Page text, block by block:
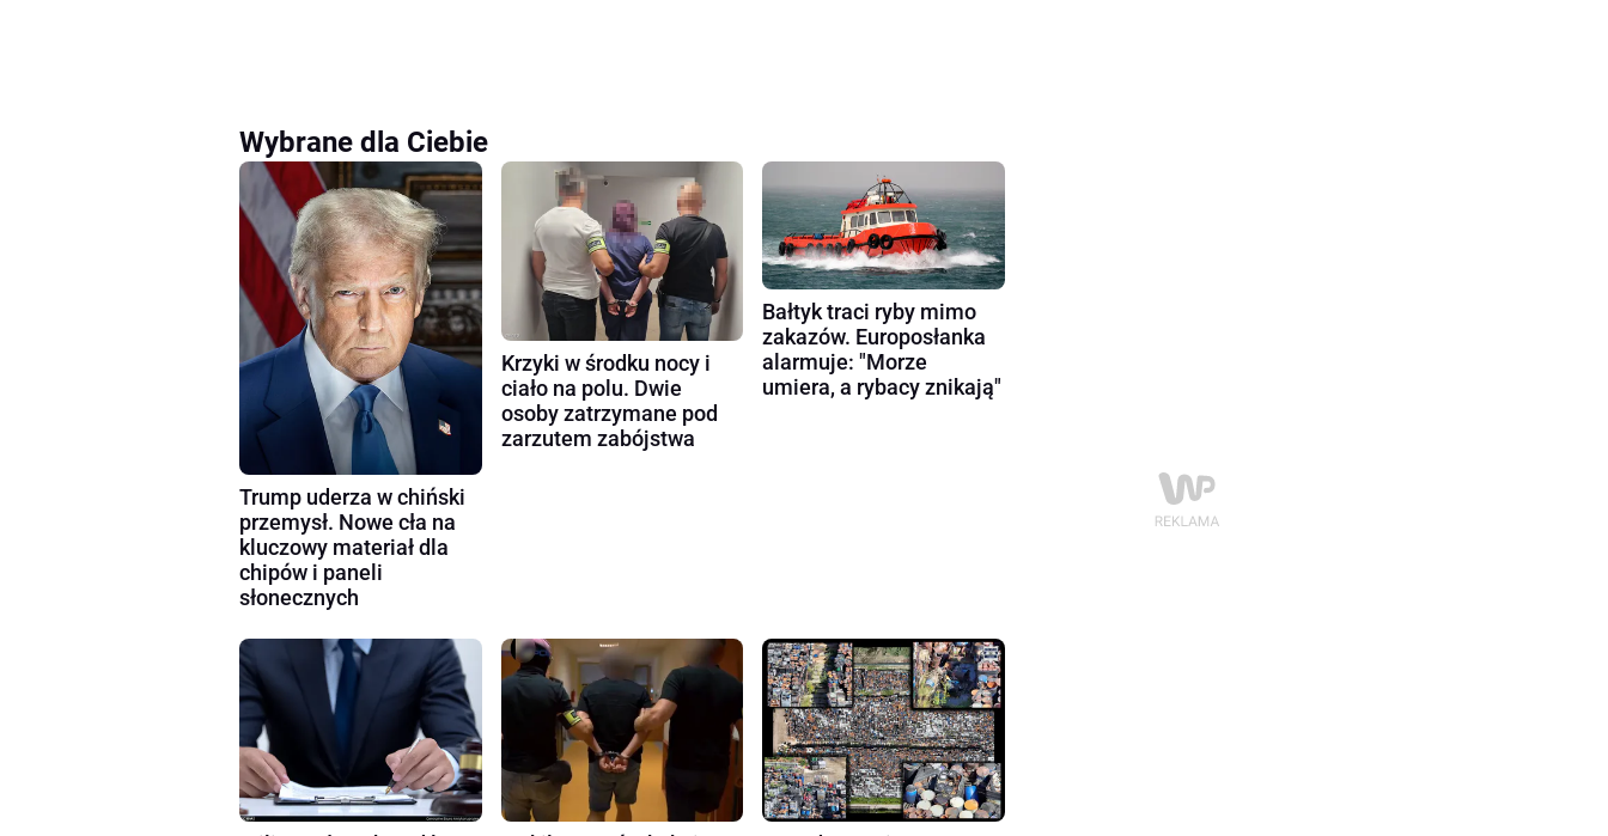
Wybrane dla Ciebie
Trump uderza w chiński
przemysł. Nowe cła na
kluczowy materiał dla
chipów i paneli
słonecznych
Krzyki w środku nocy i
ciało na polu. Dwie
osoby zatrzymane pod
zarzutem zabójstwa
Bałtyk traci ryby mimo
zakazów. Europosłanka
alarmuje: "Morze
umiera, a rybacy znikają"